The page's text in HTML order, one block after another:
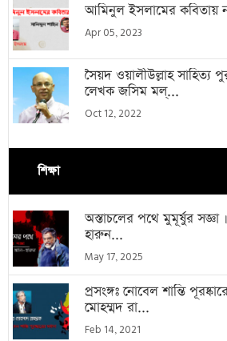
আমিনুল ইসলামের কবিতায়
Apr 05, 2023
সৈয়দ ওয়ালীউল্লাহ সাহিত্য
লেখক জসিম মল্...
Oct 12, 2022
শিক্ষা
অস্তাচলের পথে মুমূর্ষুর
হারুন...
May 17, 2025
প্রসংঙ্গঃ নোবেল শান্তি
মোহম্মদ রা...
Feb 14, 2021